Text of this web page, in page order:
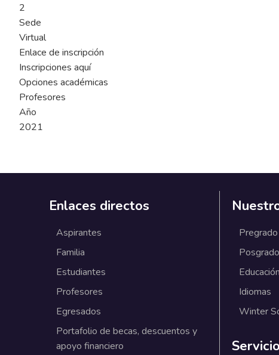
2
Sede
Virtual
Enlace de inscripción
Inscripciones aquí
Opciones académicas
Profesores
Año
2021
Enlaces directos
Aspirantes
Familia
Estudiantes
Profesores
Egresados
Portafolio de becas, descuentos y
apoyo financiero
Pregrado
Posgrado
Idiomas
Winter